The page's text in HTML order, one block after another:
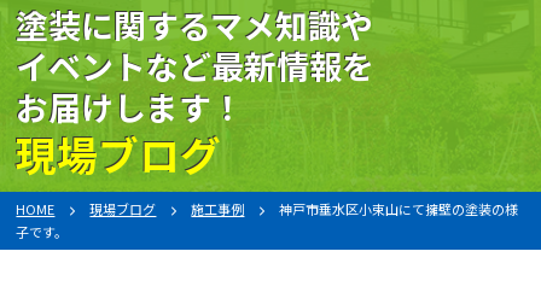
塗装に関するマメ知識や
イベントなど最新情報を
お届けします！
現場ブログ
HOME 現場ブログ 施工事例
神戸市垂水区小束山にて擁壁の塗装の様
子です。